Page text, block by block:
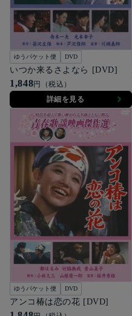
ゆうパケット便 DVD
いつか来るさよなら [DVD]
1,848円（税込）
詳細を見る
ゆうパケット便 DVD
アンコ椿は恋の花 [DVD]